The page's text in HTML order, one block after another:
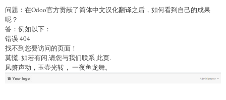
问题：在Odoo官方贡献了简体中文汉化翻译之后，如何看到自己的成果
呢？
答：例如以下：
错误 404
找不到您要访问的页面！
莫慌. 如若有闲,请您与我们联系 此页.
凤箫声动，玉壶光转， 一夜鱼龙舞。